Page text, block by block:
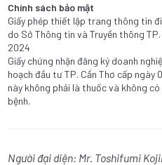
Chính sách bảo mật
Giấy phép thiết lập trang thông tin
do Sở Thông tin và Truyền thông
2024
Giấy chứng nhận đăng ký doanh
hoạch đầu tư TP. Cần Thơ cấp ngày
này không phải là thuốc và không
bệnh.
Người đại diện: Mr. Toshifumi